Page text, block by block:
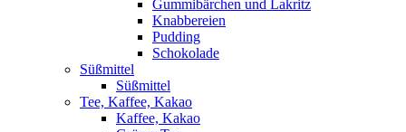
Gummibärchen und Lakritz
Knabbereien
Pudding
Schokolade
Süßmittel
Süßmittel
Tee, Kaffee, Kakao
Kaffee, Kakao